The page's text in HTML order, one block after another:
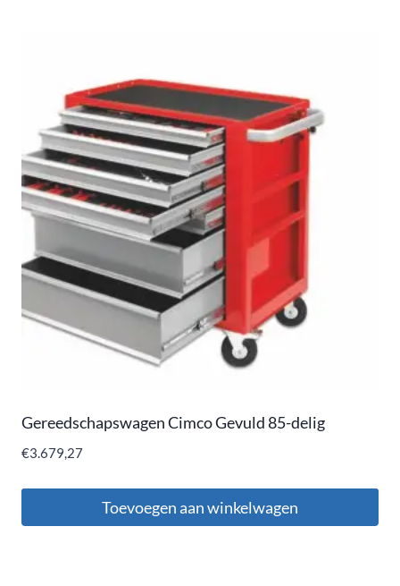
Gereedschapswagen Cimco Gevuld 85-delig
€3.679,27
Toevoegen aan winkelwagen